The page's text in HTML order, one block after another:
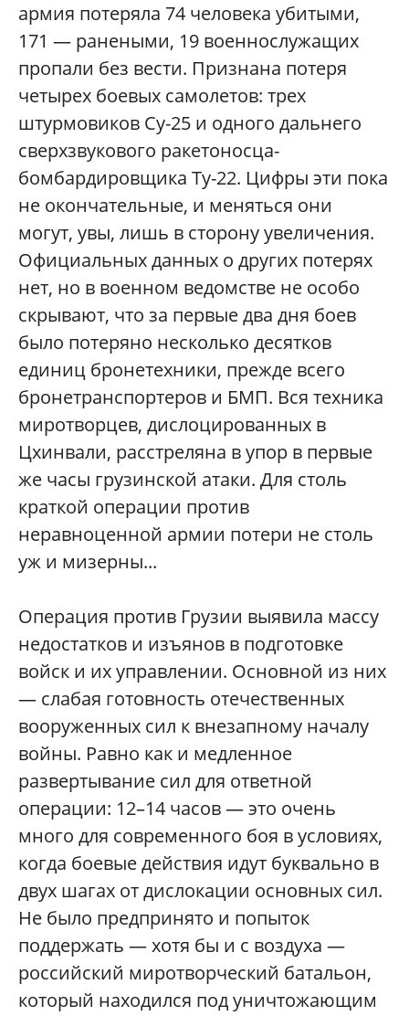
армия потеряла 74 человека убитыми,
171 — ранеными, 19 военнослужащих
пропали без вести. Признана потеря
четырех боевых самолетов: трех
штурмовиков Су-25 и одного дальнего
сверхзвукового ракетоносца-
бомбардировщика Ту-22. Цифры эти пока
не окончательные, и меняться они
могут, увы, лишь в сторону увеличения.
Официальных данных о других потерях
нет, но в военном ведомстве не особо
скрывают, что за первые два дня боев
было потеряно несколько десятков
единиц бронетехники, прежде всего
бронетранспортеров и БМП. Вся техника
миротворцев, дислоцированных в
Цхинвали, расстреляна в упор в первые
же часы грузинской атаки. Для столь
краткой операции против
неравноценной армии потери не столь
уж и мизерны...
Операция против Грузии выявила массу
недостатков и изъянов в подготовке
войск и их управлении. Основной из них
— слабая готовность отечественных
вооруженных сил к внезапному началу
войны. Равно как и медленное
развертывание сил для ответной
операции: 12–14 часов — это очень
много для современного боя в условиях,
когда боевые действия идут буквально в
двух шагах от дислокации основных сил.
Не было предпринято и попыток
поддержать — хотя бы и с воздуха —
российский миротворческий батальон,
который находился под уничтожающим